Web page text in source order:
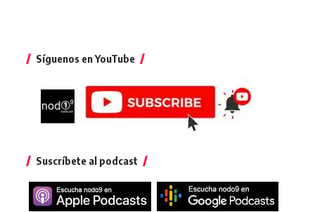
Síguenos en YouTube
Suscríbete al podcast